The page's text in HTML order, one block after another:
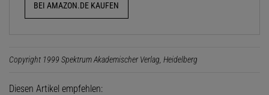
BEI AMAZON.DE KAUFEN
Copyright 1999 Spektrum Akademischer Verlag, Heidelberg
Diesen Artikel empfehlen: